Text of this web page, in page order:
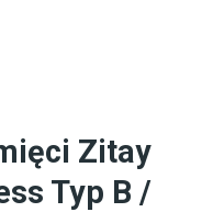
Zitay
Typ B /